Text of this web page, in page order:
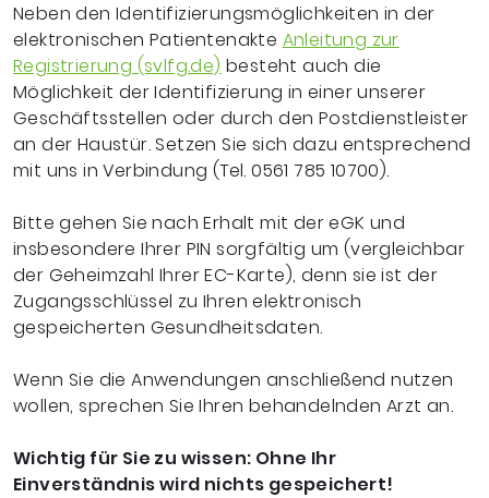
Neben den Identifizierungsmöglichkeiten in der
elektronischen Patientenakte Anleitung zur
Registrierung (svlfg.de) besteht auch die
Möglichkeit der Identifizierung in einer unserer
Geschäftsstellen oder durch den Postdienstleister
an der Haustür. Setzen Sie sich dazu entsprechend
mit uns in Verbindung (Tel. 0561 785 10700).
Bitte gehen Sie nach Erhalt mit der eGK und
insbesondere Ihrer PIN sorgfältig um (vergleichbar
der Geheimzahl Ihrer EC-Karte), denn sie ist der
Zugangsschlüssel zu Ihren elektronisch
gespeicherten Gesundheitsdaten.
Wenn Sie die Anwendungen anschließend nutzen
wollen, sprechen Sie Ihren behandelnden Arzt an.
Wichtig für Sie zu wissen: Ohne Ihr
Einverständnis wird nichts gespeichert!